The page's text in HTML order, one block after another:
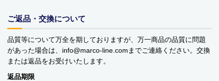
￥1,000 ～￥1,999
￥2,000 ～￥2,999
￥3,000 ～￥3,999
ご返品・交換について
品質等について万全を期しておりますが、万一商品の品質に問題
があった場合は、info
marco-line.com までご連絡ください。交換
または返品をお受けいたします。
返品期限